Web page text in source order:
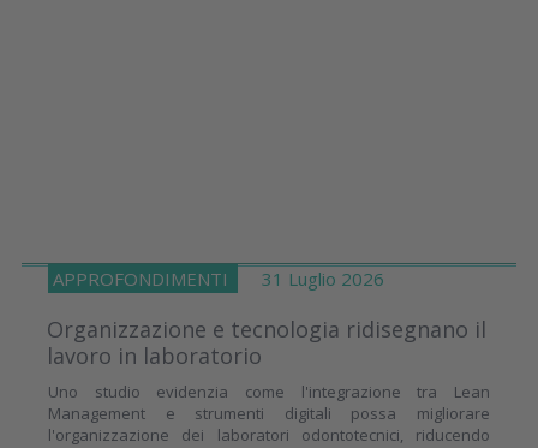
APPROFONDIMENTI 31 Luglio 2026
Organizzazione e tecnologia ridisegnano il
lavoro in laboratorio
Uno studio evidenzia come l'integrazione tra Lean
Management e strumenti digitali possa migliorare
l'organizzazione dei laboratori odontotecnici, riducendo